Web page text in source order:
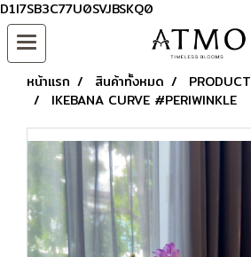
D1I7SB3C77U0SVJBSKQ0
หน้าแรก สินค้าทั้งหมด
PRODUCT
IKEBANA CURVE #PERIWINKLE